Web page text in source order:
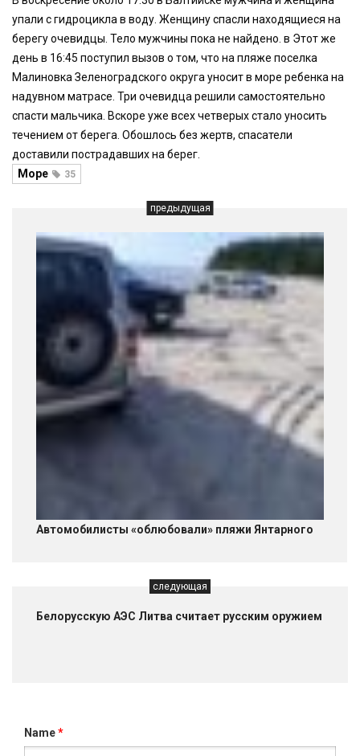
упали с гидроцикла в воду. Женщину спасли находящиеся на
берегу очевидцы. Тело мужчины пока не найдено. в Этот же
день в 16:45 поступил вызов о том, что на пляже поселка
Малиновка Зеленоградского округа уносит в море ребенка на
надувном матрасе. Три очевидца решили самостоятельно
спасти мальчика. Вскоре уже всех четверых стало уносить
течением от берега. Обошлось без жертв, спасатели
доставили пострадавших на берег.
Море
35
предыдущая
Автомобилисты «облюбовали» пляжи Янтарного
следующая
Белорусскую АЭС Литва считает русским оружием
Name*